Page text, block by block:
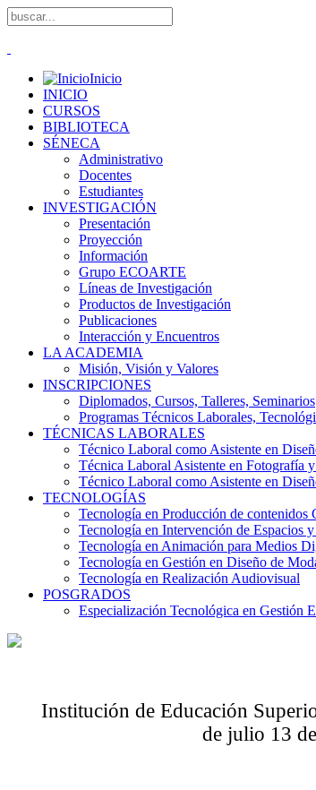
Inicio
INICIO
CURSOS
BIBLIOTECA
SÉNECA
Administrativo
Docentes
Estudiantes
INVESTIGACIÓN
Presentación
Proyección
Información
Grupo ECOARTE
Líneas de Investigación
Productos de Investigación
Publicaciones
Interacción y Encuentros
LA ACADEMIA
Misión, Visión y Valores
INSCRIPCIONES
Diplomados, Cursos, Talleres, Seminarios
Programas Técnicos Laborales,
TÉCNICAS LABORALES
Técnico Laboral como Asistente en
Técnica Laboral Asistente en Fotografía
Técnico Laboral como Asistente en
TECNOLOGÍAS
Tecnología en Producción de contenidos
Tecnología en Intervención de Espacios
Tecnología en Animación para Medios
Tecnología en Gestión en Diseño de
Tecnología en Realización Audiovisual
POSGRADOS
Especialización Tecnológica en Gestión
Institución de Educación
de julio 13